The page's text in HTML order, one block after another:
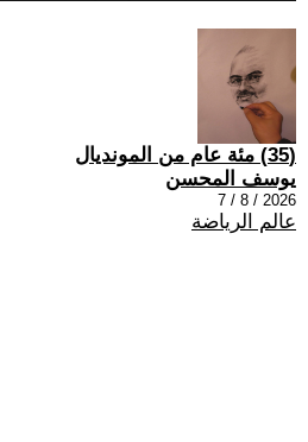
(35) مئة عام من المونديال
يوسف المحسن
2026 / 8 / 7
عالم الرياضة